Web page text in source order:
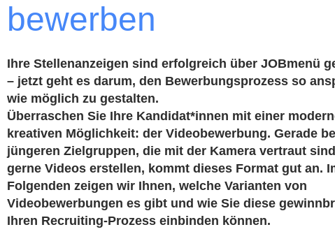
bewerben
Ihre Stellenanzeigen sind erfolgreich über JOBmenü
– jetzt geht es darum, den Bewerbungsprozess so
wie möglich zu gestalten.
Überraschen Sie Ihre Kandidat*innen mit einer
kreativen Möglichkeit: der Videobewerbung. Gerade
jüngeren Zielgruppen, die mit der Kamera vertraut
gerne Videos erstellen, kommt dieses Format gut an.
Folgenden zeigen wir Ihnen, welche Varianten von
Videobewerbungen es gibt und wie Sie diese
Ihren Recruiting-Prozess einbinden können.